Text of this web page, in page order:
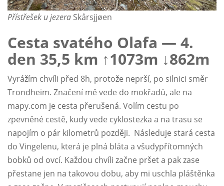
Přístřešek u jezera Skårsjjøen
Cesta svatého Olafa — 4.
den 35,5 km ↑1073m ↓862m
Vyrážím chvíli před 8h, protože neprší, po silnici směr
Trondheim. Značení mě vede do mokřadů, ale na
mapy.com je cesta přerušená. Volím cestu po
zpevněné cestě, kudy vede cyklostezka a na trasu se
napojím o pár kilometrů později. Následuje stará cesta
do Vingelenu, která je plná bláta a všudypřítomných
bobků od ovcí. Každou chvíli začne pršet a pak zase
přestane jen na takovou dobu, aby mi uschla pláštěnka